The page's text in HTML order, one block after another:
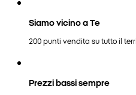
Siamo vicino a Te
200 punti vendita su tutto il
Prezzi bassi sempre